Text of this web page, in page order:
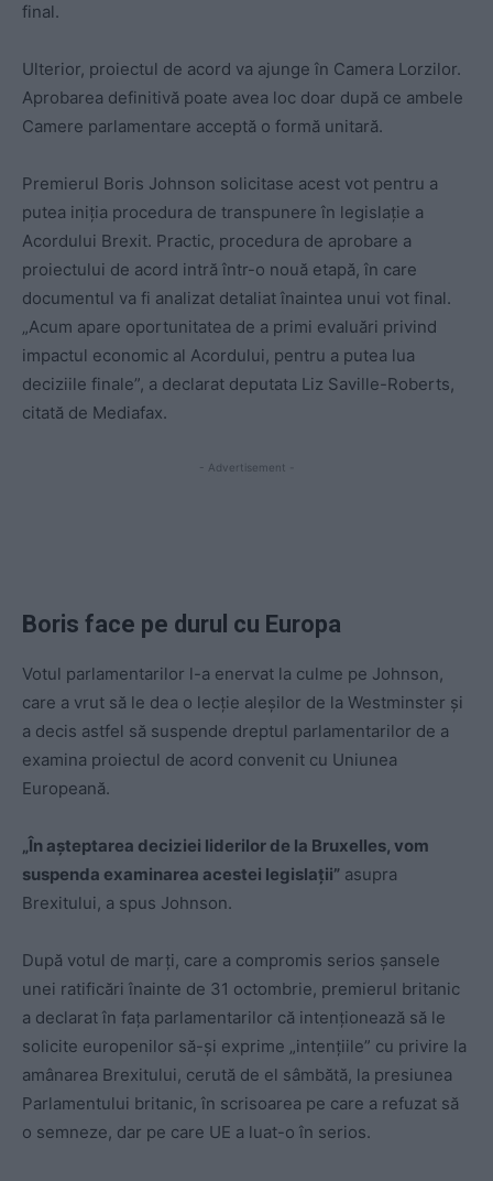
final.
Ulterior, proiectul de acord va ajunge în Camera Lorzilor.
Aprobarea definitivă poate avea loc doar după ce ambele
Camere parlamentare acceptă o formă unitară.
Premierul Boris Johnson solicitase acest vot pentru a
putea iniţia procedura de transpunere în legislaţie a
Acordului Brexit. Practic, procedura de aprobare a
proiectului de acord intră într-o nouă etapă, în care
documentul va fi analizat detaliat înaintea unui vot final.
„Acum apare oportunitatea de a primi evaluări privind
impactul economic al Acordului, pentru a putea lua
deciziile finale”, a declarat deputata Liz Saville-Roberts,
citată de Mediafax.
- Advertisement -
Boris face pe durul cu Europa
Votul parlamentarilor l-a enervat la culme pe Johnson,
care a vrut să le dea o lecţie aleşilor de la Westminster şi
a decis astfel să suspende dreptul parlamentarilor de a
examina proiectul de acord convenit cu Uniunea
Europeană.
„În aşteptarea deciziei liderilor de la Bruxelles, vom
suspenda examinarea acestei legislaţii” asupra
Brexitului, a spus Johnson.
După votul de marţi, care a compromis serios şansele
unei ratificări înainte de 31 octombrie, premierul britanic
a declarat în faţa parlamentarilor că intenţionează să le
solicite europenilor să-şi exprime „intenţiile” cu privire la
amânarea Brexitului, cerută de el sâmbătă, la presiunea
Parlamentului britanic, în scrisoarea pe care a refuzat să
o semneze, dar pe care UE a luat-o în serios.